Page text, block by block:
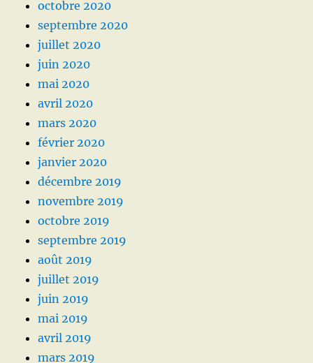
octobre 2020
septembre 2020
juillet 2020
juin 2020
mai 2020
avril 2020
mars 2020
février 2020
janvier 2020
décembre 2019
novembre 2019
octobre 2019
septembre 2019
août 2019
juillet 2019
juin 2019
mai 2019
avril 2019
mars 2019